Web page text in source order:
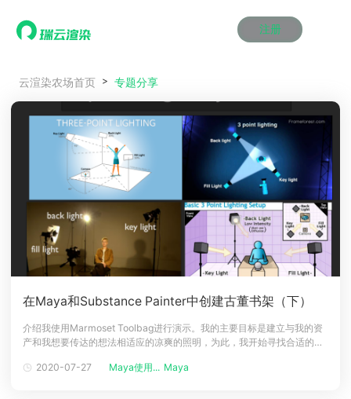
注册
效果图渲染
云制作
云渲染管理系统
瑞兔百宝箱
AI视频插帧
效果图渲染
云制作
云渲染管理系统
瑞兔百宝箱
AI视频插帧
效果图渲染
云制作
云渲染管理系统
瑞兔百宝箱
AI视频插帧
效果图渲染
云制作
云渲染管理系统
瑞兔百宝箱
AI视频插帧
效果图渲染
云制作
云渲染管理系统
瑞兔百宝箱
AI视频插帧
效果图渲染
云制作
云渲染管理系统
瑞兔百宝箱
AI视频插帧
解决方案
Maya云渲染方案
3ds Max云渲染方案
Cinema 4D云渲染方案
Blender 云渲染方案
Maya AI渲染方案
Maya云渲染方案
3ds Max云渲染方案
Cinema 4D云渲染方案
Blender 云渲染方案
Maya AI渲染方案
Maya云渲染方案
3ds Max云渲染方案
Cinema 4D云渲染方案
Blender 云渲染方案
Maya AI渲染方案
Maya云渲染方案
3ds Max云渲染方案
Cinema 4D云渲染方案
Blender 云渲染方案
Maya AI渲染方案
Maya云渲染方案
3ds Max云渲染方案
Cinema 4D云渲染方案
Blender 云渲染方案
Maya AI渲染方案
Maya云渲染方案
3ds Max云渲染方案
Cinema 4D云渲染方案
Blender 云渲染方案
Maya AI渲染方案
动画价格
效果图价格
云制作价格
动画价格
效果图价格
云制作价格
动画价格
效果图价格
云制作价格
动画价格
效果图价格
云制作价格
动画价格
效果图价格
云制作价格
动画价格
效果图价格
云制作价格
案例
资讯&赛事
新闻资讯
渲染百科
渲染大赛
泛CG交流会
新闻资讯
渲染百科
渲染大赛
泛CG交流会
新闻资讯
渲染百科
渲染大赛
泛CG交流会
新闻资讯
渲染百科
渲染大赛
泛CG交流会
新闻资讯
渲染百科
渲染大赛
泛CG交流会
新闻资讯
渲染百科
渲染大赛
泛CG交流会
特惠专区
教育优惠
教育优惠
教育优惠
教育优惠
教育优惠
教育优惠
关于我们
下载
云渲染农场首页 专题分享
在Maya和Substance Painter中创建古董书架（下）
介绍我使用Marmoset Toolbag进行演示。我的主要目标是建立与我的资
产和我想要传达的想法相适应的凉爽的照明，为此，我开始寻找合适的
我添加了更多的光源以打破阴影并突出显示轮廓，并始终测试新的可能
2020-07-27 Maya使用... Maya